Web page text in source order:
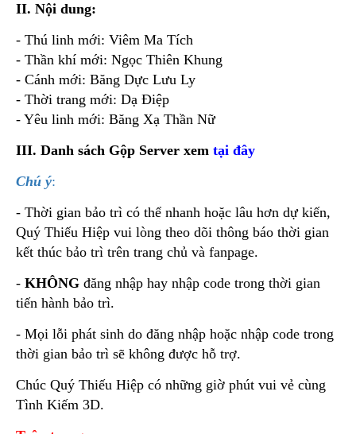
II. Nội dung:
- Thú linh mới: Viêm Ma Tích
- Thần khí mới: Ngọc Thiên Khung
- Cánh mới: Băng Dực Lưu Ly
- Thời trang mới: Dạ Điệp
- Yêu linh mới: Băng Xạ Thần Nữ
III. Danh sách Gộp Server xem tại đây
Chú ý:
- Thời gian bảo trì có thể nhanh hoặc lâu hơn dự kiến,
Quý Thiếu Hiệp vui lòng theo dõi thông báo thời gian
kết thúc bảo trì trên trang chủ và fanpage.
- KHÔNG đăng nhập hay nhập code trong thời gian
tiến hành bảo trì.
- Mọi lỗi phát sinh do đăng nhập hoặc nhập code trong
thời gian bảo trì sẽ không được hỗ trợ.
Chúc Quý Thiếu Hiệp có những giờ phút vui vẻ cùng
Tình Kiếm 3D.